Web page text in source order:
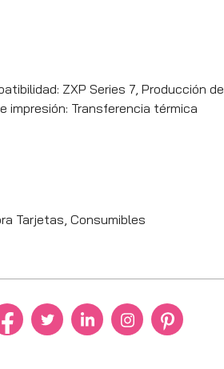
ZXP Series 7, Producción de
impresión: Transferencia térmica
Tarjetas, Consumibles